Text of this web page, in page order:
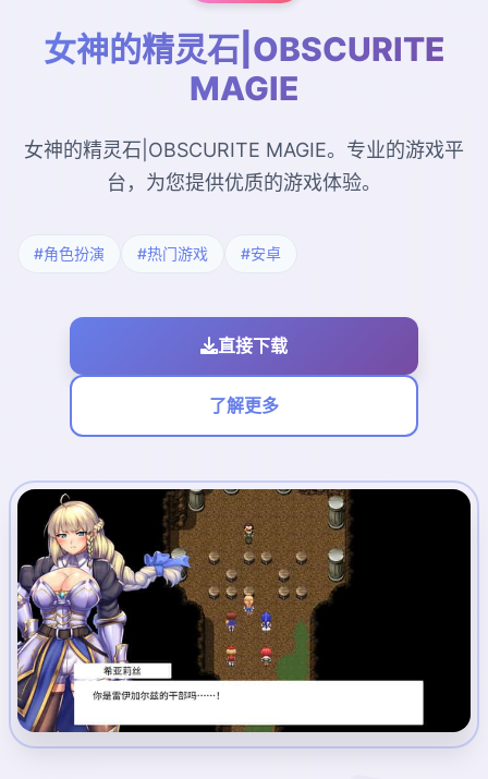
女神的精灵石|OBSCURITE
MAGIE
女神的精灵石|OBSCURITE MAGIE。专业的游戏平
台，为您提供优质的游戏体验。
#角色扮演 #热门游戏 #安卓
直接下载
了解更多